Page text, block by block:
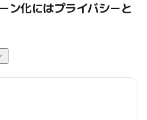
ン化にはプライバシーと